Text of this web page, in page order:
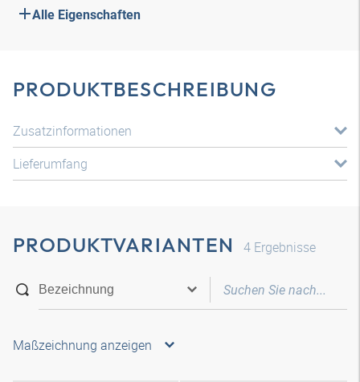
Alle Eigenschaften
PRODUKTBESCHREIBUNG
Zusatzinformationen
Lieferumfang
PRODUKTVARIANTEN 4 Ergebnisse
Maßzeichnung anzeigen